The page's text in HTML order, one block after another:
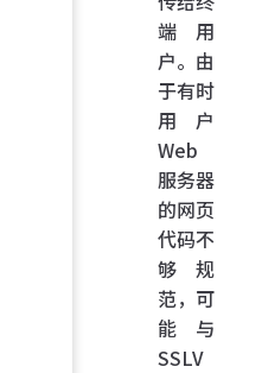
端用
户。由
于有时
用户
Web
服务器
的网页
代码不
够规
范，可
能与
SSLV